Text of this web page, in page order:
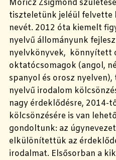
Móricz Zsigmond
tiszteletünk jeléül felvette
nevét. 2012 óta kiemelt
nyelvű állományunk
nyelvkönyvek, könnyített
oktatócsomagok (angol,
spanyol és orosz
nyelvű irodalom
nagy érdeklődésre, 2014-
kölcsönzésére is van
gondoltunk: az
elkülönítettük az
irodalmat. Elsősorban a